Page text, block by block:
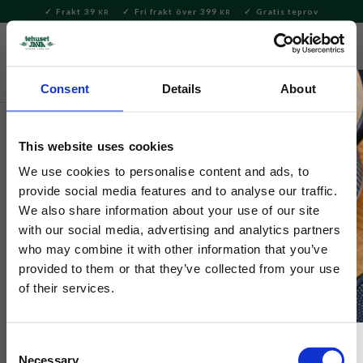
Consent Details About
This website uses cookies
We use cookies to personalise content and ads, to
provide social media features and to analyse our traffic.
We also share information about your use of our site
with our social media, advertising and analytics partners
who may combine it with other information that you’ve
provided to them or that they’ve collected from your use
of their services.
Necessary
Meny
Frakt 39 KR Fri frakt över 399 KR Gratis teprov
Tekultur Japansk tekultur
Tehuset Java
Ekologisk Japansk Culinary &
Smoothie Grade Matcha 100g
Ekologisk matcha från Shizuoka, Japan av Culinary & Smoothie
kvalité. Karaktären är fyllig, perfekt att använda i matlagning,
bakverk eller smoothies.